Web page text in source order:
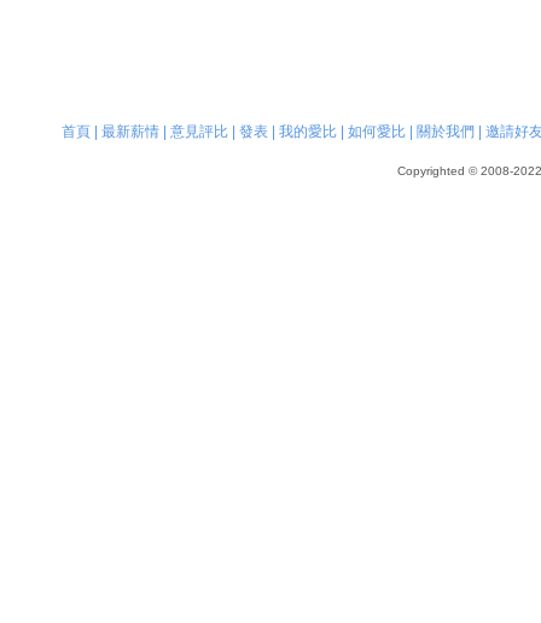
首頁| 最新薪情| 意見評比| 發表| 我的愛比| 如何愛比| 關於我們 邀請好
Copyrighted © 2008-